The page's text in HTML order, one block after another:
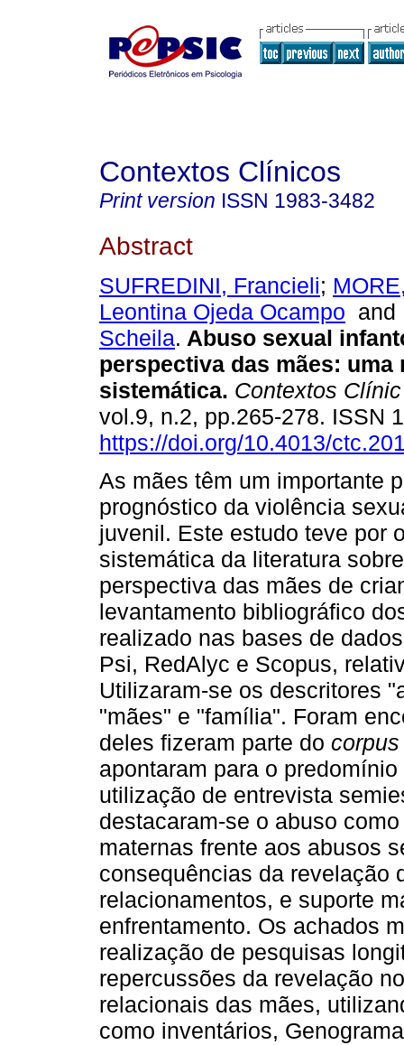
Contextos Clínicos
Print version ISSN 1983-3482
Abstract
SUFREDINI, Francieli;
Leontina Ojeda Ocampo
Scheila. Abuso sexual
perspectiva das mães: uma
sistemática. Contextos Clínic
vol.9, n.2, pp.265-278. ISSN
https://doi.org/10.4013/
As mães têm um importante
prognóstico da violência
juvenil. Este estudo teve por
sistemática da literatura
perspectiva das mães de
levantamento bibliográfico
realizado nas bases de
Psi, RedAlyc e Scopus,
Utilizaram-se os descritores
"mães" e "família". Foram
deles fizeram parte do
apontaram para o
utilização de entrevista
destacaram-se o abuso
maternas frente aos abusos
consequências da revelação
relacionamentos, e suporte
enfrentamento. Os achados
realização de pesquisas
repercussões da revelação
relacionais das mães,
como inventários,